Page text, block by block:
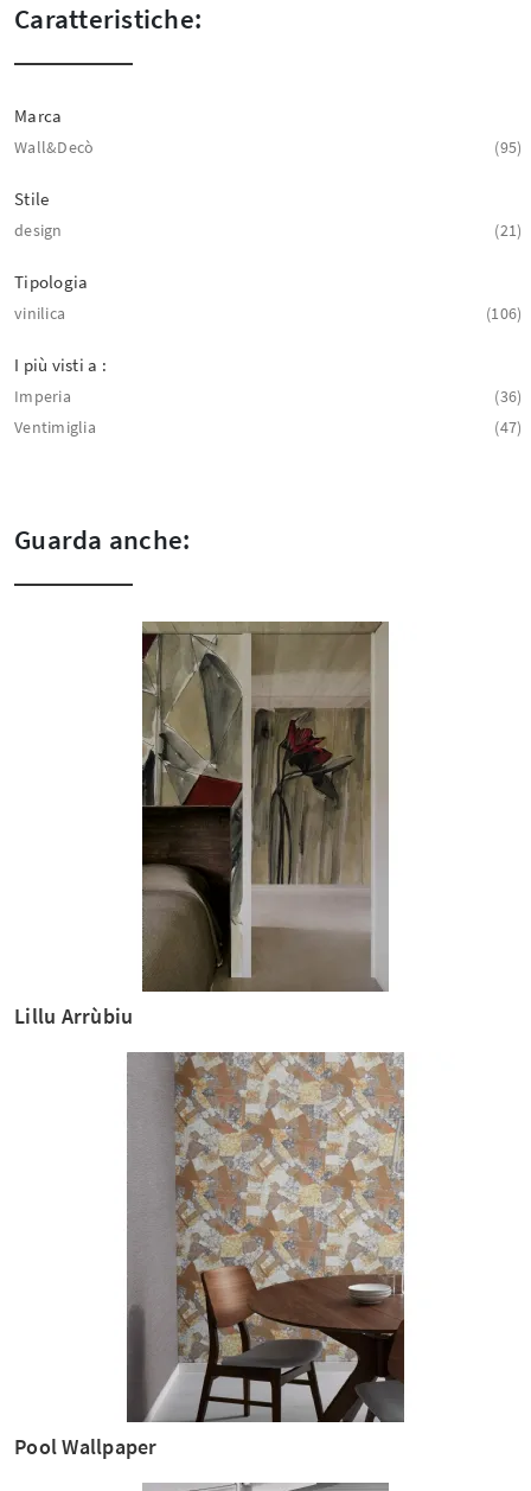
Caratteristiche:
Marca
Wall&Decò 95
Stile
design 21
Tipologia
vinilica 106
I più visti a :
Imperia
36
Ventimiglia
47
Guarda anche:
Lillu Arrùbiu
Pool Wallpaper